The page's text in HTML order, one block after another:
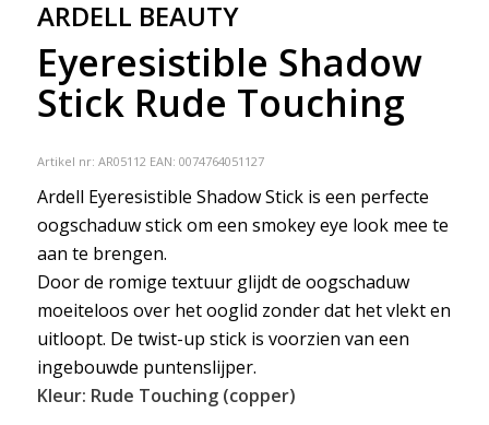
ARDELL BEAUTY
Eyeresistible Shadow
Stick Rude Touching
Artikel nr: AR05112 EAN: 0074764051127
Ardell Eyeresistible Shadow Stick is een perfecte
oogschaduw stick om een smokey eye look mee te
aan te brengen.
Door de romige textuur glijdt de oogschaduw
moeiteloos over het ooglid zonder dat het vlekt en
uitloopt. De twist-up stick is voorzien van een
ingebouwde puntenslijper.
Kleur: Rude Touching (copper)